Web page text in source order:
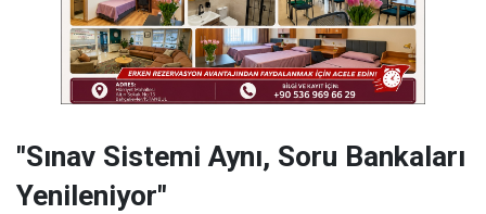
"Sınav Sistemi Aynı, Soru Bankaları
Yenileniyor"